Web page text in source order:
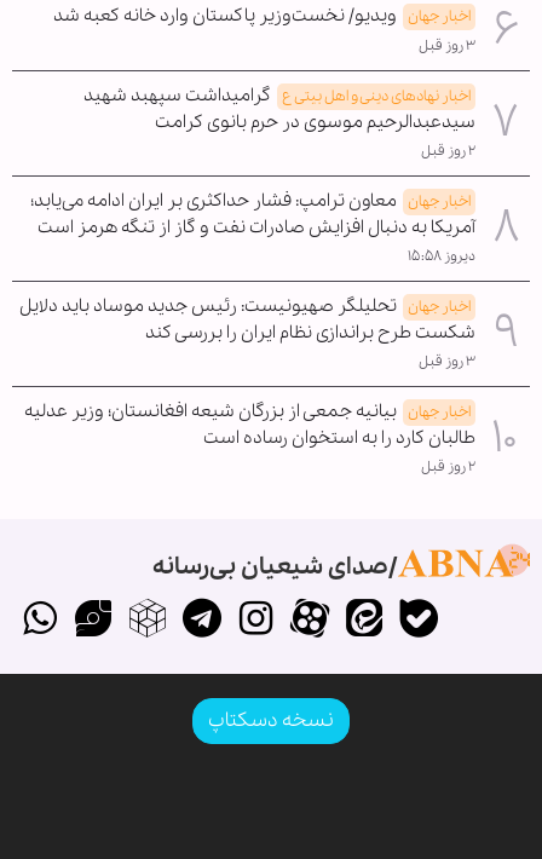
اخبار جهان ویدیو/ نخست‌وزیر پاکستان وارد خانه کعبه شد
۳ روز قبل
اخبار نهادهای دینی و اهل بیتی ع گرامیداشت سپهبد شهید
سیدعبدالرحیم موسوی در حرم بانوی کرامت
۲ روز قبل
اخبار جهان معاون ترامپ: فشار حداکثری بر ایران ادامه می‌یابد؛
آمریکا به دنبال افزایش صادرات نفت و گاز از تنگه هرمز است
دیروز ۱۵:۵۸
اخبار جهان تحلیلگر صهیونیست: رئیس جدید موساد باید دلایل
شکست طرح براندازی نظام ایران را بررسی کند
۳ روز قبل
اخبار جهان بیانیه جمعی از بزرگان شیعه افغانستان؛ وزیر عدلیه
طالبان کارد را به استخوان رساده است
۲ روز قبل
صدای شیعیان بی‌رسانه
نسخه دسکتاپ